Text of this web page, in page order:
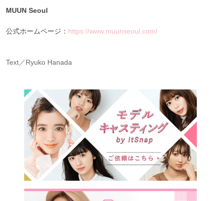
MUUN Seoul
公式ホームページ： https://www.muunseoul.com/
Text／Ryuko Hanada